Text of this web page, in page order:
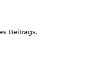
Beitrags.